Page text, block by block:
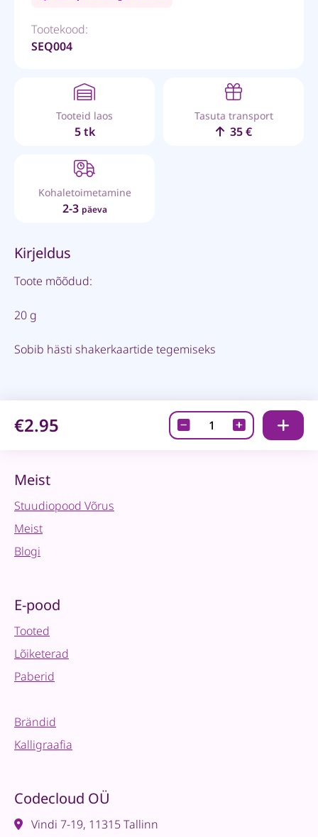
Tootekood:
SEQ004
Tooteid laos
5 tk
Tasuta transport
35 €
Kohaletoimetamine
2-3 päeva
Kirjeldus
Toote mõõdud:
20 g
Sobib hästi shakerkaartide tegemiseks
€2.95
Litrid
-
Meist
Stuudiopood Võrus
Meist
Blogi
E-pood
Tooted
Lõiketerad
Paberid
Brändid
Kalligraafia
Codecloud OÜ
Vindi 7-19, 11315 Tallinn